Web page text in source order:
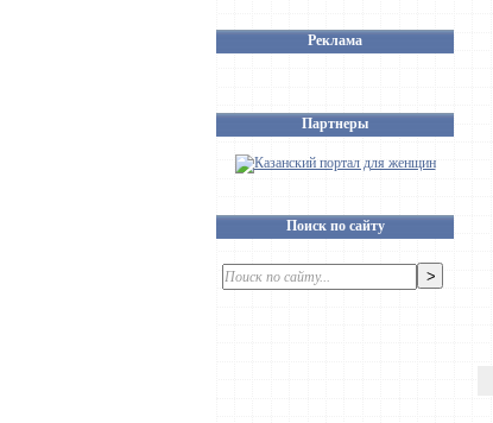
Реклама
Партнеры
Поиск по сайту